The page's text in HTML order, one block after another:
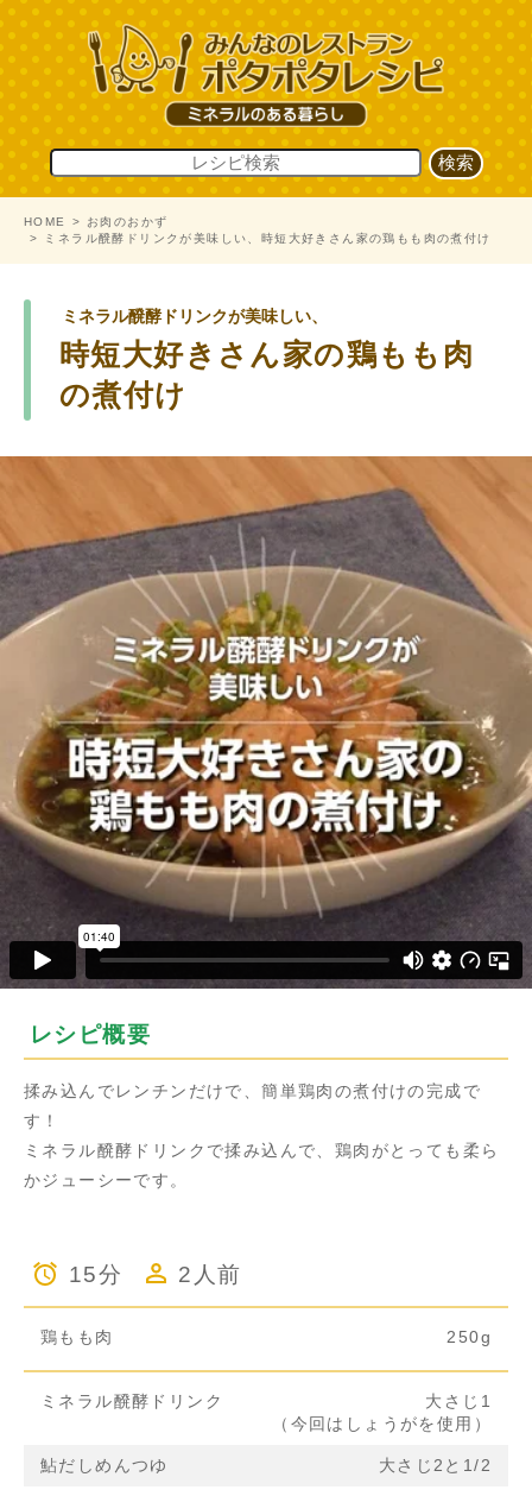
HOME
お肉のおかず
ミネラル醗酵ドリンクが美味しい、時短大好きさん家の鶏もも肉の煮付け
ミネラル醗酵ドリンクが美味しい、
時短大好きさん家の鶏もも肉
の煮付け
レシピ概要
揉み込んでレンチンだけで、簡単鶏肉の煮付けの完成で
す！
ミネラル醗酵ドリンクで揉み込んで、鶏肉がとっても柔ら
かジューシーです。
15分 2人前
鶏もも肉 250g
ミネラル醗酵ドリンク
大さじ1
（今回はしょうがを使用）
鮎だしめんつゆ 大さじ2と1/2